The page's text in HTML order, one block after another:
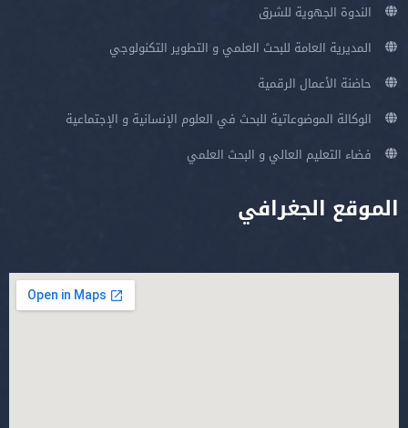
الندوة الجهوية للشرق
المديرية العامة للبحث العلمي و التطوير التكنولوجي
حاضنة الأعمال الرقمية
الوكالة الموضوعاتية للبحث في العلوم الإنسانية و الإجتماعية
فضاء التعليم العالي و البحث العلمي
الموقع الجغرافي